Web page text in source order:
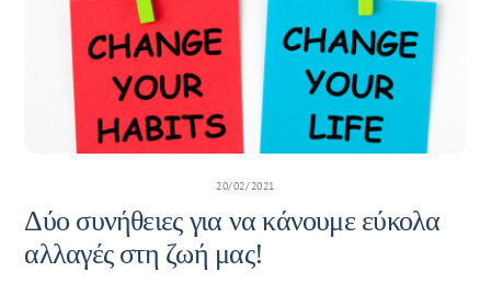
20/02/2021
Δύο συνήθειες για να κάνουμε εύκολα
αλλαγές στη ζωή μας!